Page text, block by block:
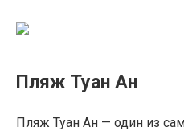
Пляж Туан Ан
Пляж Туан Ан — один из